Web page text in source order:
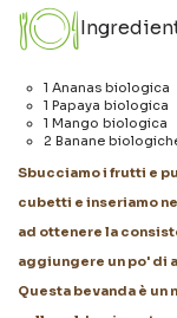
1 Ananas biologica
1 Papaya biologica
1 Mango biologica
2 Banane
Sbucciamo i frutti e
cubetti e inseriamo
ad ottenere la
aggiungere un po' di
Questa bevanda è